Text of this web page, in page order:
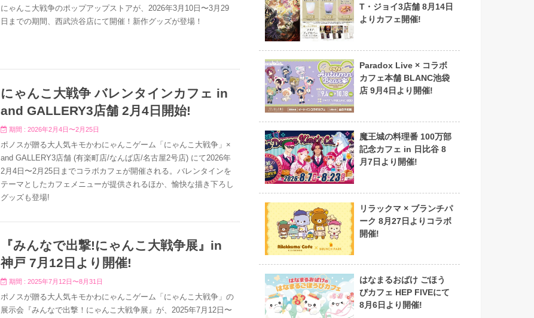
にゃんこ大戦争のポップアップストアが、2026年3月10日〜3月29
日までの期間、西武渋谷店にて開催！新作グッズが登場！
にゃんこ大戦争 バレンタインカフェ in
and GALLERY3店舗 2月4日開始!
期間 : 2026年2月4日〜2月25日
ポノスが贈る大人気キモかわにゃんこゲーム「にゃんこ大戦争」×
and GALLERY3店舗 (有楽町店/なんば店/名古屋2号店) にて2026年
2月4日〜2月25日までコラボカフェが開催される。バレンタインを
テーマとしたカフェメニューが提供されるほか、愉快な描き下ろし
グッズも登場!
『みんなで出撃!にゃんこ大戦争展』in
神戸 7月12日より開催!
期間 : 2025年7月12日〜8月31日
ポノスが贈る大人気キモかわにゃんこゲーム「にゃんこ大戦争」の
展示会『みんなで出撃！にゃんこ大戦争展』が、2025年7月12日〜
T・ジョイ3店舗 8月14日
よりカフェ開催!
Paradox Live × コラボ
カフェ本舗 BLANC池袋
店 9月4日より開催!
魔王城の料理番 100万部
記念カフェ in 日比谷 8
月7日より開催!
リラックマ × ブランチパ
ーク 8月27日よりコラボ
開催!
はなまるおばけ ごほう
びカフェ HEP FIVEにて
8月6日より開催!